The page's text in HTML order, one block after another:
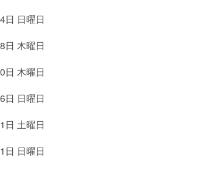
日 日曜日
日 木曜日
日 木曜日
日 日曜日
日 土曜日
日 日曜日